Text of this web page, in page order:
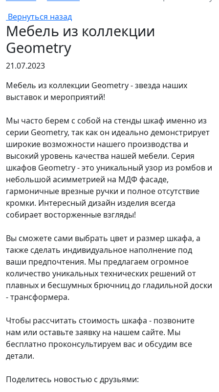
Вернуться назад
Мебель из коллекции
Geometry
21.07.2023
Мебель из коллекции Geometry - звезда наших
выставок и мероприятий!
Мы часто берем с собой на стенды шкаф именно из
серии Geometry, так как он идеально демонстрирует
широкие возможности нашего производства и
высокий уровень качества нашей мебели. Серия
шкафов Geometry - это уникальный узор из ромбов и
небольшой асимметрией на МДФ фасаде,
гармоничные врезные ручки и полное отсутствие
кромки. Интересный дизайн изделия всегда
собирает восторженные взгляды!
Вы сможете сами выбрать цвет и размер шкафа, а
также сделать индивидуальное наполнение под
ваши предпочтения. Мы предлагаем огромное
количество уникальных технических решений от
плавных и бесшумных брючниц до гладильной доски
- трансформера.
Чтобы рассчитать стоимость шкафа - позвоните
нам или оставьте заявку на нашем сайте. Мы
бесплатно проконсультируем вас и обсудим все
детали.
Поделитесь новостью с друзьями: